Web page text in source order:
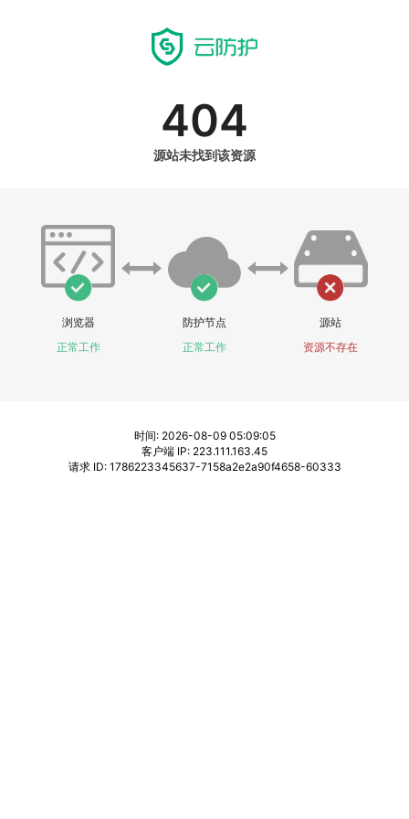
404
源站未找到该资源
浏览器
正常工作
防护节点
正常工作
源站
资源不存在
时间: 2026-08-09 05:09:05
客户端 IP: 223.111.163.45
请求 ID: 1786223345637-7158a2e2a90f4658-60333